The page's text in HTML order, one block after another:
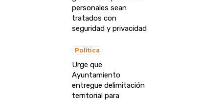
personales sean
tratados con
seguridad y privacidad
Política
Urge que
Ayuntamiento
entregue delimitación
territorial para